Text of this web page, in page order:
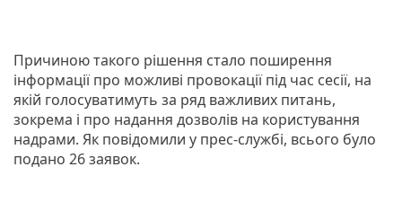
Причиною такого рішення стало поширення
інформації про можливі провокації під час сесії, на
якій голосуватимуть за ряд важливих питань,
зокрема і про надання дозволів на користування
надрами. Як повідомили у прес-службі, всього було
подано 26 заявок.